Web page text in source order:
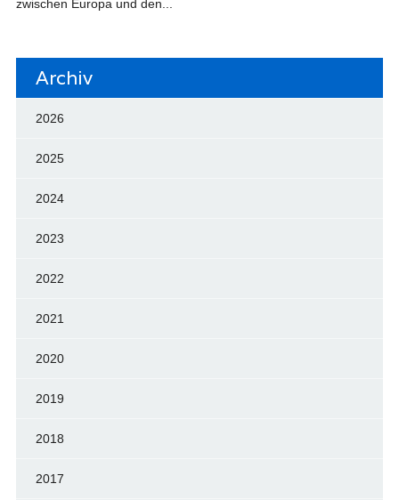
zwischen Europa und den...
Archiv
2026
2025
2024
2023
2022
2021
2020
2019
2018
2017